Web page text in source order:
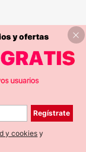
Regístrate
y cookiesy